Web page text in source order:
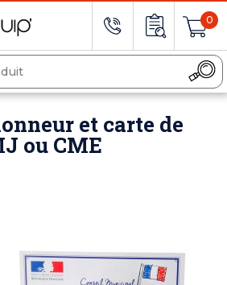
0
et carte de
ou CME